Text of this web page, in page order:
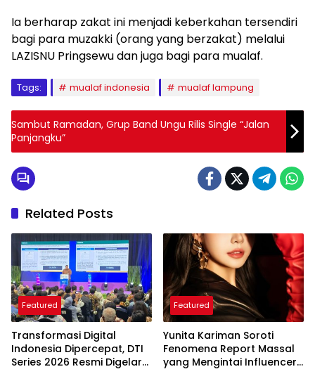
Ia berharap zakat ini menjadi keberkahan tersendiri
bagi para muzakki (orang yang berzakat) melalui
LAZISNU Pringsewu dan juga bagi para mualaf.
Tags: mualaf indonesia mualaf lampung
Sambut Ramadan, Grup Band Ungu Rilis Single “Jalan
Panjangku”
Related Posts
Featured
Transformasi Digital
Indonesia Dipercepat, DTI
Series 2026 Resmi Digelar
Featured
Yunita Kariman Soroti
Fenomena Report Massal
yang Mengintai Influencer,